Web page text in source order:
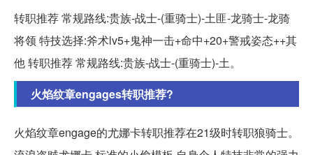
转职推荐 常规路线:贵族-战士-(重骑士)-土匪-龙骑士-龙骑
将领 特技选择:斧术lv5+鬼神一击+命中+20+警戒姿态++其
他 转职推荐 常规路线:贵族-战士-(重骑士)-土。
火焰纹章engages转职推荐?
火焰纹章engage的尤娜卡转职推荐在21级时转职狼骑士。